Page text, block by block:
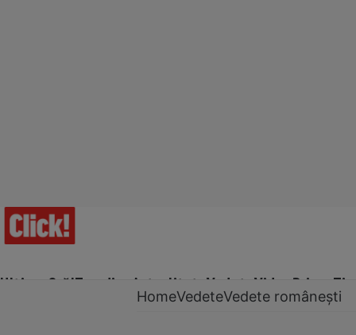
Ultima Oră!Trending Actualitate Vedete Video Prime
HomeVedeteVedete românești